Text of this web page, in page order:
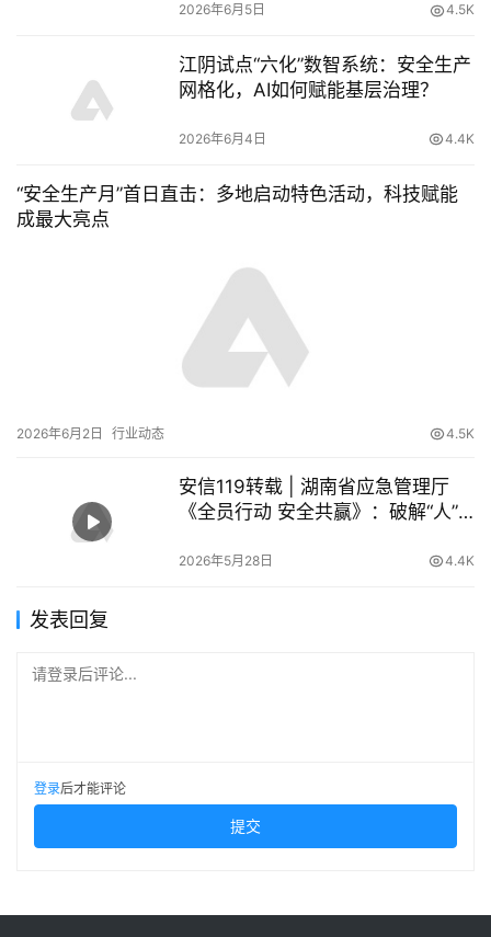
2026年6月5日 4.5K
江阴试点“六化”数智系统：安全生产
网格化，AI如何赋能基层治理？
2026年6月4日 4.4K
“安全生产月”首日直击：多地启动特色活动，科技赋能
成最大亮点
2026年6月2日 行业动态 4.5K
安信119转载 | 湖南省应急管理厅
《全员行动 安全共赢》：破解“人”
一责任人”
2026年5月28日 4.4K
发表回复
请登录后评论...
登录后才能评论
提交